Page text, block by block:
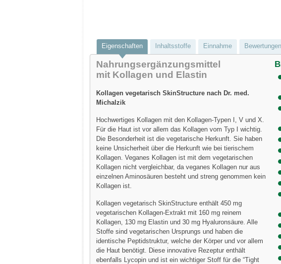
Eigenschaften Inhaltsstoffe Einnahme Bewertungen
Nahrungsergänzungsmittel
mit Kollagen und Elastin
Kollagen vegetarisch SkinStructure nach Dr. med.
Michalzik
Hochwertiges Kollagen mit den Kollagen-Typen I, V und X.
Für die Haut ist vor allem das Kollagen vom Typ I wichtig.
Die Besonderheit ist die vegetarische Herkunft. Sie haben
keine Unsicherheit über die Herkunft wie bei tierischem
Kollagen. Veganes Kollagen ist mit dem vegetarischen
Kollagen nicht vergleichbar, da veganes Kollagen nur aus
einzelnen Aminosäuren besteht und streng genommen kein
Kollagen ist.
Kollagen vegetarisch SkinStructure enthält 450 mg
vegetarischen Kollagen-Extrakt mit 160 mg reinem
Kollagen, 130 mg Elastin und 30 mg Hyaluronsäure. Alle
Stoffe sind vegetarischen Ursprungs und haben die
identische Peptidstruktur, welche der Körper und vor allem
die Haut benötigt. Diese innovative Rezeptur enthält
ebenfalls Lycopin und ist ein wichtiger Stoff für die “Tight